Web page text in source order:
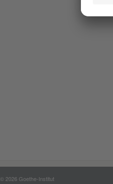
© 2026 Goethe-Institut